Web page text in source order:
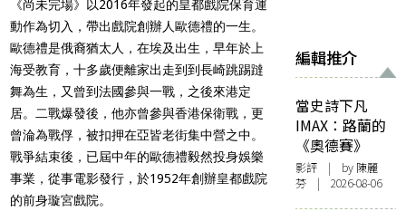
《尚未完場》以2016年發起的皇都戲院保育運
動作為切入，帶出戲院創辦人歐德禮的一生。
歐德禮是俄裔猶太人，在埃及出生，早年於上
海受教育，十多歲便離家出走到到長崎跳踢躂
舞為生，又曾到法國參與一戰，之後來港定
居。二戰爆發後，他亦曾參與香港保衛戰，更
曾淪為戰俘，被扣押在亞皆老街集中營之中。
戰爭結束後，已屆中年的歐德禮毅然投身娛樂
事業，從事電影發行，於1952年創辦皇都戲院
的前身璇宮戲院。
編輯推介
當史詩下凡
IMAX：路蘭的
《奧德賽》
影評 | by 陳麗
芬 | 2026-08-06